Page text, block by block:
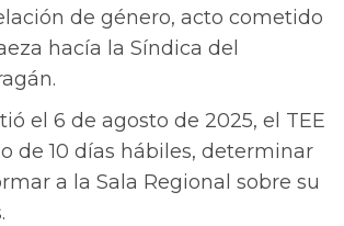
de género, acto cometido
hacía la Síndica del
el 6 de agosto de 2025, el TEE
de 10 días hábiles, determinar
a la Sala Regional sobre su